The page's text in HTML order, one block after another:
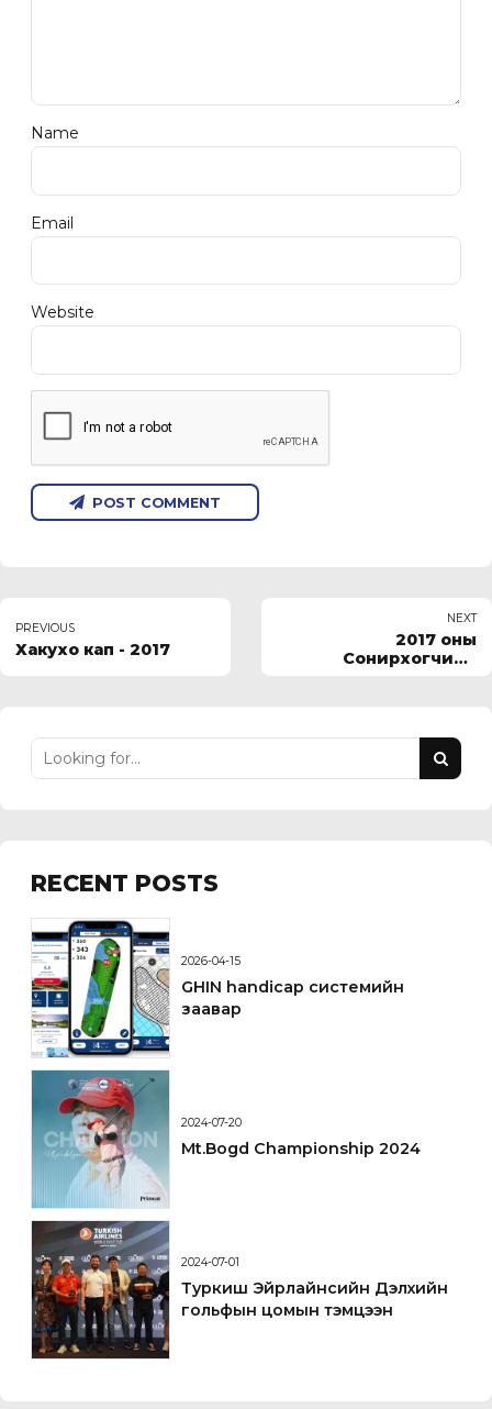
Name
Email
Website
POST COMMENT
PREVIOUS
Хакухо кап - 2017
NEXT
2017 оны
Сонирхогчийн
нээлттэй тэмцээн
RECENT POSTS
2026-04-15
GHIN handicap системийн
заавар
2024-07-20
Mt.Bogd Championship 2024
2024-07-01
Туркиш Эйрлайнсийн Дэлхийн
гольфын цомын тэмцээн